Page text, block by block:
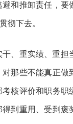
和推卸责任，要
彻下去。
、重实绩、重担
那些不能真正做
核评价和职务职
到重用、受到褒